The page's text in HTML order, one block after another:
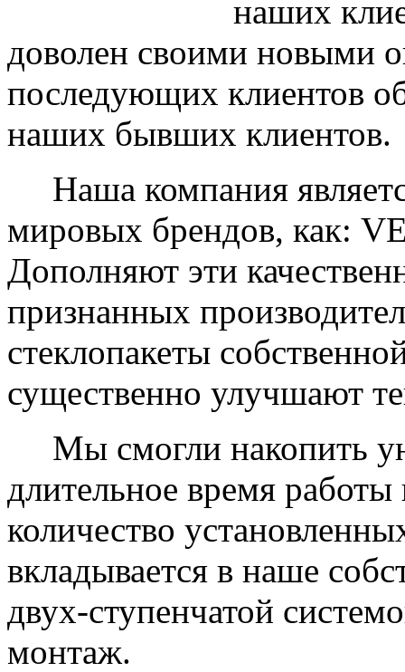
наших
доволен своими новыми
последующих клиентов
наших бывших клиентов.
Наша компания
мировых брендов, как:
Дополняют эти
признанных
стеклопакеты
существенно улучшают
Мы смогли накопить
длительное время
количество
вкладывается в наше
двух-ступенчатой
монтаж.